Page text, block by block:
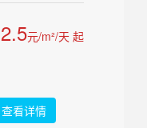
2.5元/m²/天 起
查看详情